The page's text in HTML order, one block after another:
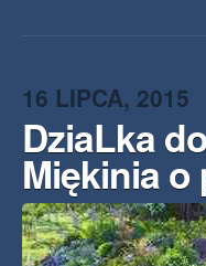
16 LIPCA, 2015
DziaLka
Miękinia o